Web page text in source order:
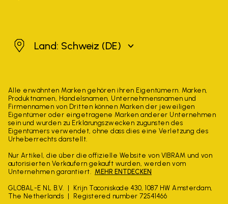
SchweizLand: Schweiz (DE)
Alle erwähnten Marken gehören ihren Eigentümern. Marken,
Produktnamen, Handelsnamen, Unternehmensnamen und
Firmennamen von Dritten können Marken der jeweiligen
Eigentümer oder eingetragene Marken anderer Unternehmen
sein und wurden zu Erklärungszwecken zugunsten des
Eigentümers verwendet, ohne dass dies eine Verletzung des
Urheberrechts darstellt.
Nur Artikel, die über die offizielle Website von VIBRAM und von
autorisierten Verkäufern gekauft wurden, werden vom
Unternehmen garantiert. MEHR ENTDECKEN
GLOBAL-E NL B.V.
Krijn Taconiskade 430, 1087 HW Amsterdam,
The Netherlands
Registered number 72541466